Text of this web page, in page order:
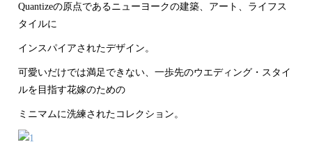
Quantizeの原点であるニューヨークの建築、アート、ライフス
タイルに
インスパイアされたデザイン。
可愛いだけでは満足できない、一歩先のウエディング・スタイ
ルを目指す花嫁のための
ミニマムに洗練されたコレクション。